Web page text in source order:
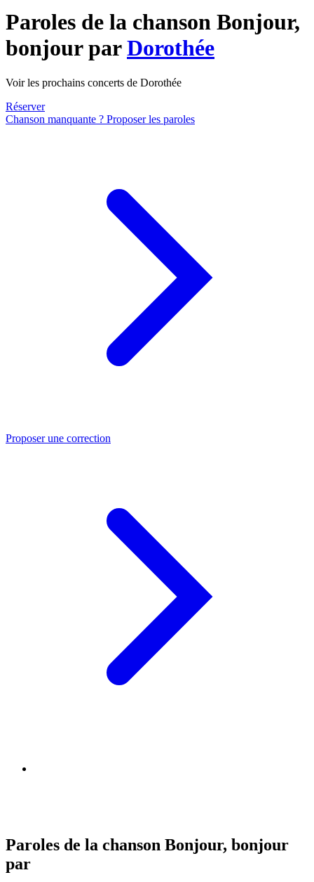
Paroles de la chanson Bonjour,
bonjour parDorothée
Voir les prochains concerts de Dorothée
Réserver
Chanson manquante ? Proposer les paroles
Proposer une correction
Paroles de la chanson Bonjour, bonjour
par